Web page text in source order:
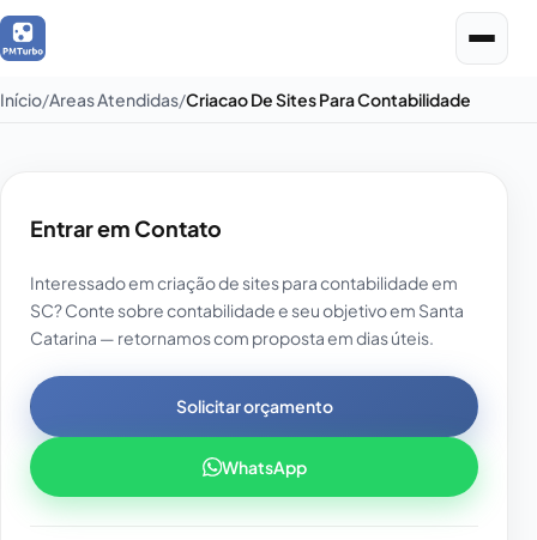
Início Areas Atendidas Criacao De Sites Para Contabilidade
Entrar em Contato
Interessado em criação de sites para contabilidade em
SC? Conte sobre contabilidade e seu objetivo em Santa
Catarina — retornamos com proposta em dias úteis.
Solicitar orçamento
WhatsApp